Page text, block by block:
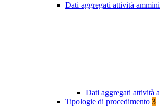
Dati aggregati attività
Dati aggregati attività
Tipologie di procedimento 3